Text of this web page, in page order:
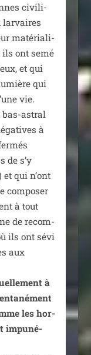
civi­li­
lar­vaires
maté­ria­li­
ils ont semé
et qui
qui
vie.
bas-astral
à
de s’y
qui n’ont
com­po­ser
à tout
de recom­
ils ont sévi
aux
à
les hor­
impu­né­